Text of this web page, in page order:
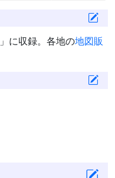
」に収録。各地の地図販